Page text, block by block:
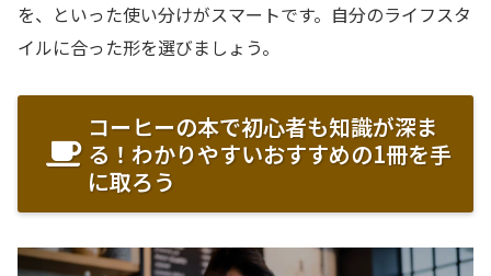
を、といった使い分けがスマートです。自分のライフスタ
イルに合った形を選びましょう。
コーヒーの本で初心者も知識が深ま
る！わかりやすいおすすめの1冊を手
に取ろう